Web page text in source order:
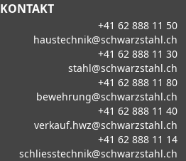
KONTAKT
+41 62 888 11 50
haustechnik@schwarzstahl.ch
+41 62 888 11 30
stahl@schwarzstahl.ch
+41 62 888 11 80
bewehrung@schwarzstahl.ch
+41 62 888 11 40
verkauf.hwz@schwarzstahl.ch
+41 62 888 11 14
schliesstechnik@schwarzstahl.ch